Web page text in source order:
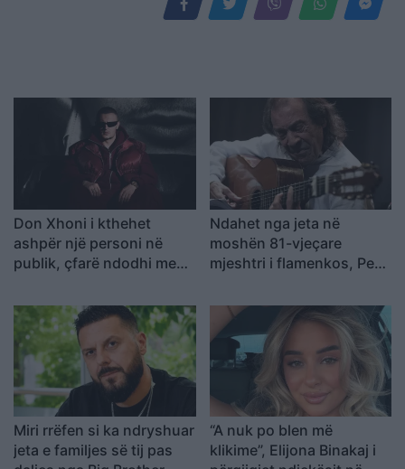
Don Xhoni i kthehet
ashpër një personi në
publik, çfarë ndodhi me
Ndahet nga jeta në
moshën 81-vjeçare
mjeshtri i flamenkos, Pepe
Miri rrëfen si ka ndryshuar
jeta e familjes së tij pas
“A nuk po blen më
klikime”, Elijona Binakaj i